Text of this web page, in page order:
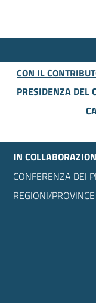
CON IL
PRESIDENZA DEL
IN
CONFERENZA DEI
REGIONI/